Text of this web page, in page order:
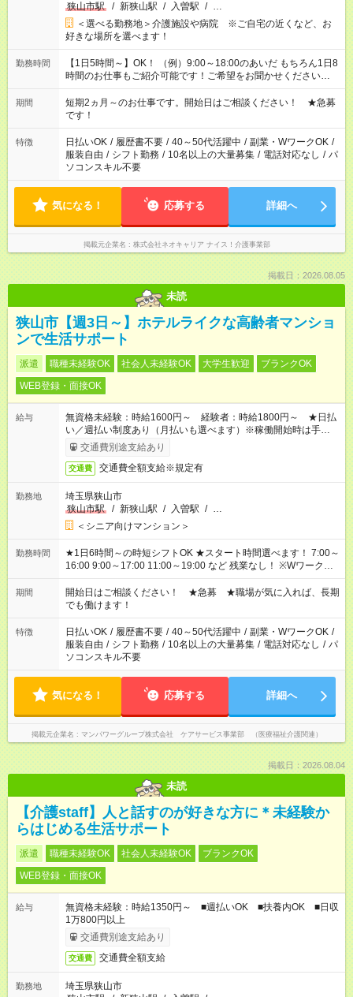
狭山市駅
/ 新狭山駅 / 入曽駅 / …
＜選べる勤務地＞介護施設や病院 ※ご自宅の近くなど、お
好きな場所を選べます！
勤務時間
【1日5時間～】OK！ （例）9:00～18:00のあいだ もちろん1日8
時間のお仕事もご紹介可能です！ご希望をお聞かせください！
その他の時間帯もあなたのライフスタイルに合わせて お選びい
ただけます！ 【シフト固定もOK】★家庭の都合でお休みが必要
な場合も遠慮なくご相談ください。 ※週最低15時間以上の勤務
が必要です
期間
短期2ヵ月～のお仕事です。開始日はご相談ください！ ★急募
です！
特徴 日払いOK / 履歴書不要 / 40～50代活躍中 / 副業・WワークOK /
服装自由 / シフト勤務 / 10名以上の大量募集 / 電話対応なし / パ
ソコンスキル不要
気になる！ 応募する 詳細へ
掲載元企業名 株式会社ネオキャリア ナイス！介護事業部
掲載日：2026.08.05
未読
狭山市【週3日～】ホテルライクな高齢者マンショ
ンで生活サポート
派遣 職種未経験OK 社会人未経験OK 大学生歓迎
ブランクOK
WEB登録・面接OK
給与
無資格未経験：時給1600円～ 経験者：時給1800円～ ★日払
い／週払い制度あり（月払いも選べます）※稼働開始時は手続き
完了次第のお支払いとなります。
交通費別途支給あり
交通費 交通費全額支給※規定有
勤務地
埼玉県狭山市
狭山市駅
/ 新狭山駅 / 入曽駅 / …
＜シニア向けマンション＞
勤務時間
★1日6時間～の時短シフトOK ★スタート時間選べます！ 7:00～
16:00 9:00～17:00 11:00～19:00 など 残業なし！ ※Wワークの
場合、他のお仕事と合わせ週40時間超の就業はご案内できませ
ん ※法令に基づき、週20時間以上勤務は社会保険への加入対象
となります ※労働者派遣法（日雇い派遣の原則禁止）により、
短時間・短期間の就業はご案内が難しい場合があります
期間
開始日はご相談ください！ ★急募 ★職場が気に入れば、長期
でも働けます！
特徴 日払いOK / 履歴書不要 / 40～50代活躍中 / 副業・WワークOK /
服装自由 / シフト勤務 / 10名以上の大量募集 / 電話対応なし / パ
ソコンスキル不要
気になる！ 応募する 詳細へ
掲載元企業名 マンパワーグループ株式会社 ケアサービス事業部 （医療福祉介護関連）
掲載日：2026.08.04
未読
【介護staff】人と話すのが好きな方に＊未経験か
らはじめる生活サポート
派遣 職種未経験OK 社会人未経験OK
ブランクOK
WEB登録・面接OK
給与
無資格未経験：時給1350円～ ■週払いOK ■扶養内OK ■日収
1万800円以上
交通費別途支給あり
交通費 交通費全額支給
勤務地
埼玉県狭山市